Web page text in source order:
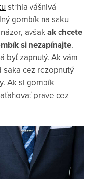
strhla vášnivá
gombík na saku
avšakak chcete
si nezapínajte.
byť zapnutý. Ak vám
saka cez rozopnutý
Ak si gombík
práve cez